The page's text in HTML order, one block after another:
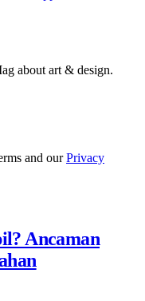
about art & design.
and ourPrivacy
Ancaman